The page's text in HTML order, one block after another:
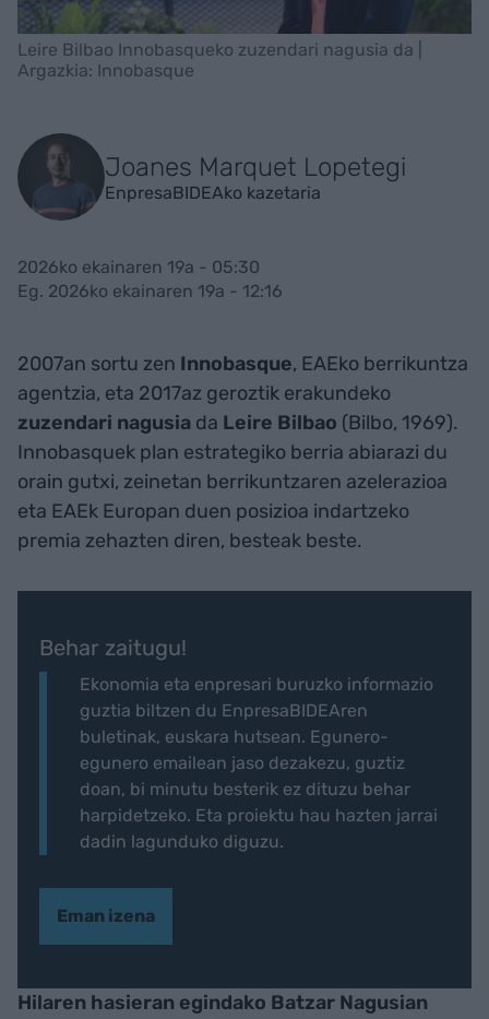
Leire Bilbao Innobasqueko zuzendari nagusia da |
Argazkia: Innobasque
Joanes Marquet Lopetegi
EnpresaBIDEAko kazetaria
2026ko ekainaren 19a - 05:30
Eg. 2026ko ekainaren 19a - 12:16
2007an sortu zen Innobasque, EAEko berrikuntza
agentzia, eta 2017az geroztik erakundeko
zuzendari nagusia da Leire Bilbao (Bilbo, 1969).
Innobasquek plan estrategiko berria abiarazi du
orain gutxi, zeinetan berrikuntzaren azelerazioa
eta EAEk Europan duen posizioa indartzeko
premia zehazten diren, besteak beste.
Behar zaitugu!
Ekonomia eta enpresari buruzko informazio
guztia biltzen du EnpresaBIDEAren
buletinak, euskara hutsean. Egunero-
egunero emailean jaso dezakezu, guztiz
doan, bi minutu besterik ez dituzu behar
harpidetzeko. Eta proiektu hau hazten jarrai
dadin lagunduko diguzu.
Eman izena
Hilaren hasieran egindako Batzar Nagusian